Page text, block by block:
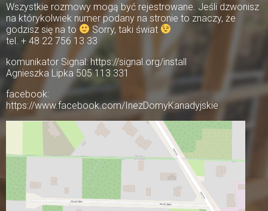
Wszystkie rozmowy mogą być rejestrowane. Jeśli dzwonisz
na którykolwiek numer podany na stronie to znaczy, że
godzisz się na to
Sorry, taki świat
tel. + 48 22 756 13 33
komunikator Signal: https://signal.org/install
Agnieszka Lipka 505 113 331
facebook:
https://www.facebook.com/InezDomyKanadyjskie